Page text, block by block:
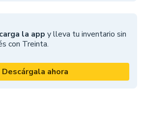
la app y lleva tu inventario sin
con Treinta.
Descárgala ahora